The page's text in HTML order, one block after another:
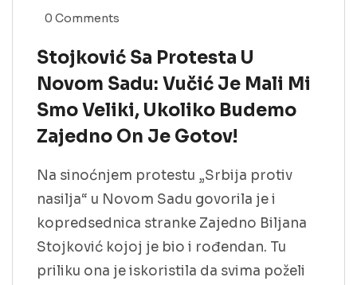
0 Comments
Stojković Sa Protesta U
Novom Sadu: Vučić Je Mali Mi
Smo Veliki, Ukoliko Budemo
Zajedno On Je Gotov!
Na sinoćnjem protestu „Srbija protiv
nasilja“ u Novom Sadu govorila je i
kopredsednica stranke Zajedno Biljana
Stojković kojoj je bio i rođendan. Tu
priliku ona je iskoristila da svima poželi